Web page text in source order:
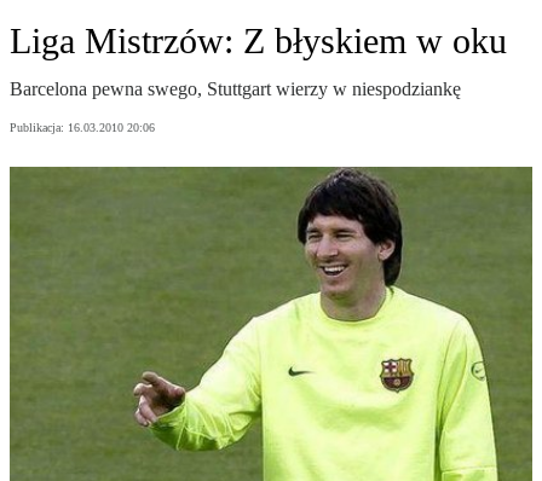
Liga Mistrzów: Z błyskiem w oku
Barcelona pewna swego, Stuttgart wierzy w niespodziankę
Publikacja: 16.03.2010 20:06